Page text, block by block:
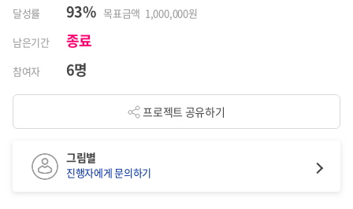
달성률 93% 목표금액 1,000,000원
남은기간
종료
참여자 6명
프로젝트 공유하기
그림별
진행자에게 문의하기